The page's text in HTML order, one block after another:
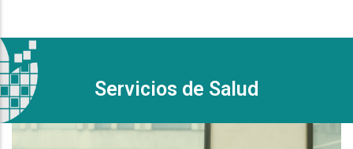
Servicios de Salud